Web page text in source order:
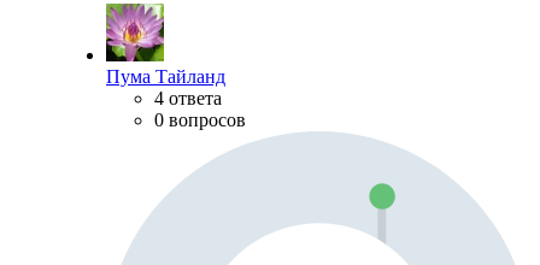
Пума Тайланд
4 ответа
0 вопросов